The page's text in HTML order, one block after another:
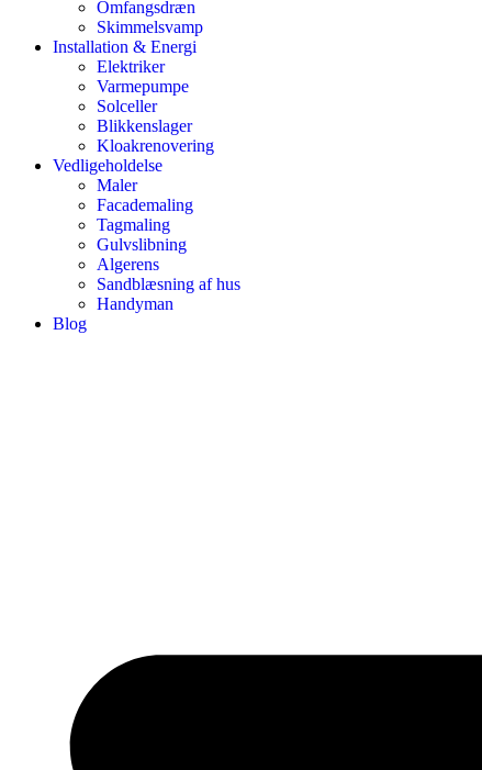
Omfangsdræn
Skimmelsvamp
Installation & Energi
Elektriker
Varmepumpe
Solceller
Blikkenslager
Kloakrenovering
Vedligeholdelse
Maler
Facademaling
Tagmaling
Gulvslibning
Algerens
Sandblæsning af hus
Handyman
Blog